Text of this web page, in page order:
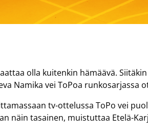
olla kuitenkin hämäävä.
Namika vei ToPoa runkosarjassa
tv-ottelussa ToPo vei
näin tasainen, muistuttaa Etelä-